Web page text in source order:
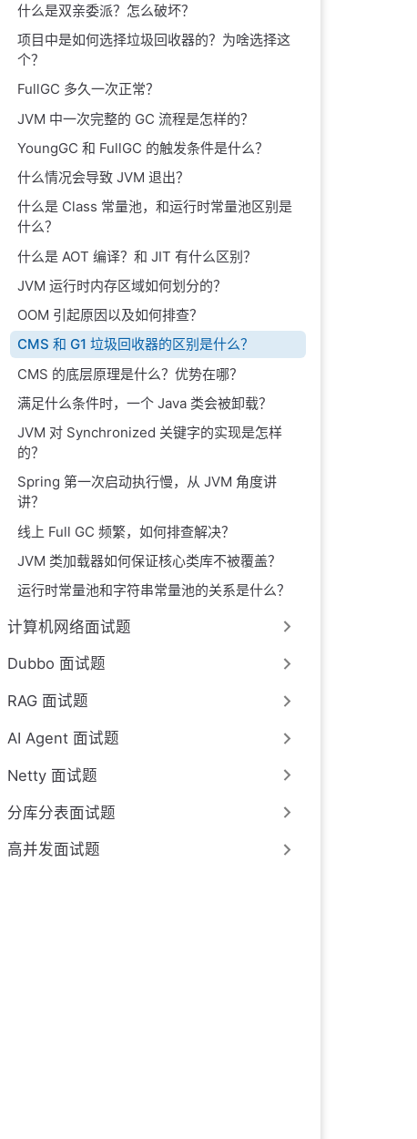
什么是双亲委派？怎么破坏？
项目中是如何选择垃圾回收器的？为啥选择这
个？
FullGC 多久一次正常？
JVM 中一次完整的 GC 流程是怎样的？
YoungGC 和 FullGC 的触发条件是什么？
什么情况会导致 JVM 退出？
什么是 Class 常量池，和运行时常量池区别是
什么？
什么是 AOT 编译？和 JIT 有什么区别？
JVM 运行时内存区域如何划分的？
OOM 引起原因以及如何排查？
CMS 和 G1 垃圾回收器的区别是什么？
CMS 的底层原理是什么？优势在哪？
满足什么条件时，一个 Java 类会被卸载？
JVM 对 Synchronized 关键字的实现是怎样
的？
Spring 第一次启动执行慢，从 JVM 角度讲
讲？
线上 Full GC 频繁，如何排查解决？
JVM 类加载器如何保证核心类库不被覆盖？
运行时常量池和字符串常量池的关系是什么？
计算机网络面试题
Dubbo 面试题
RAG 面试题
AI Agent 面试题
Netty 面试题
分库分表面试题
高并发面试题